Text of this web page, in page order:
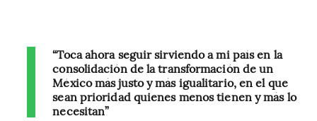
“Toca ahora seguir sirviendo a mi país en la
consolidación de la transformación de un
México más justo y más igualitario, en el que
sean prioridad quienes menos tienen y más lo
necesitan”